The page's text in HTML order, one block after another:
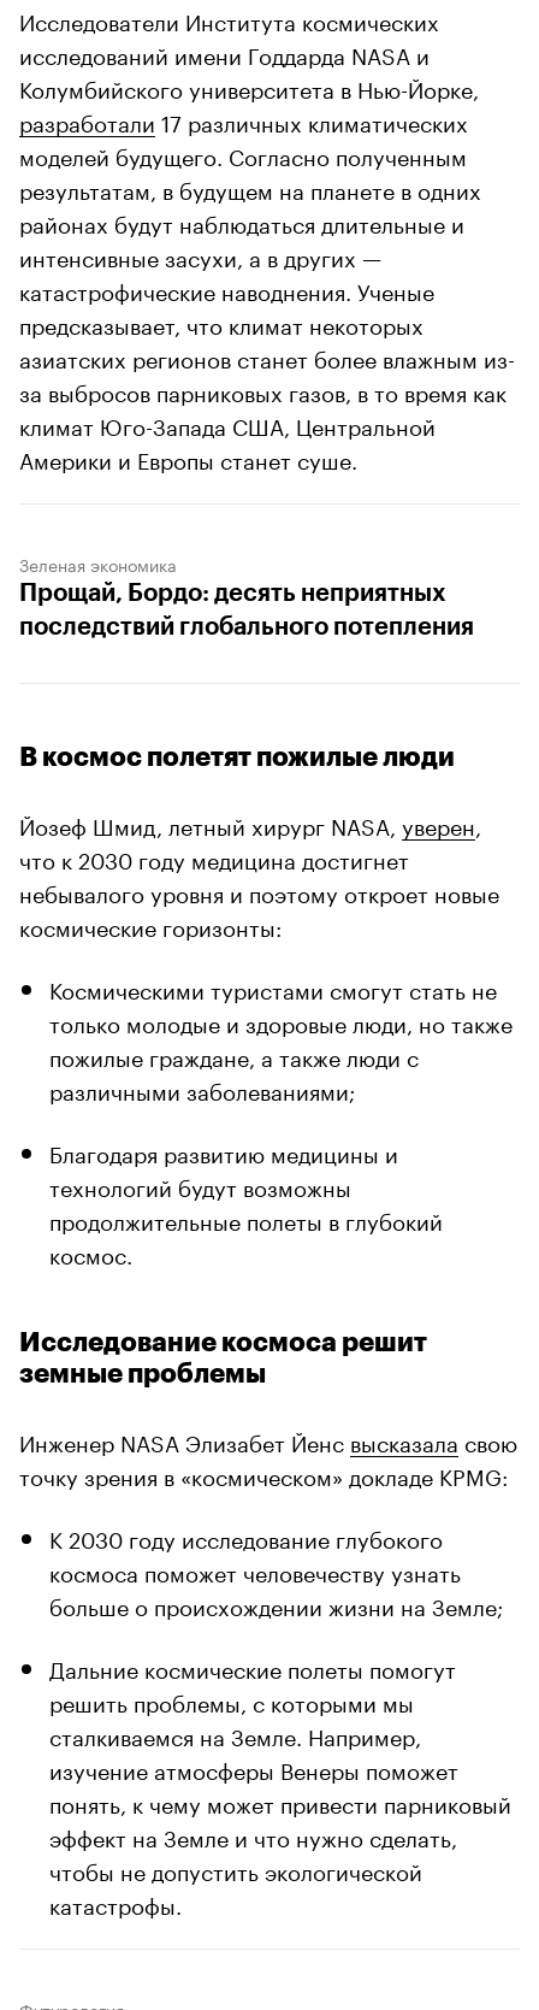
Исследователи Института космических
исследований имени Годдарда NASA и
Колумбийского университета в Нью-Йорке,
разработали 17 различных климатических
моделей будущего. Согласно полученным
результатам, в будущем на планете в одних
районах будут наблюдаться длительные и
интенсивные засухи, а в других —
катастрофические наводнения. Ученые
предсказывает, что климат некоторых
азиатских регионов станет более влажным из-
за выбросов парниковых газов, в то время как
климат Юго-Запада США, Центральной
Америки и Европы станет суше.
Зеленая экономика
Прощай, Бордо: десять неприятных
последствий глобального потепления
В космос полетят пожилые люди
Йозеф Шмид, летный хирург NASA, уверен
что к 2030 году медицина достигнет
небывалого уровня и поэтому откроет новые
космические горизонты:
Космическими туристами смогут стать не
только молодые и здоровые люди, но также
пожилые граждане, а также люди с
различными заболеваниями;
Благодаря развитию медицины и
технологий будут возможны
продолжительные полеты в глубокий
космос.
Исследование космоса решит
земные проблемы
Инженер NASA Элизабет Йенс высказала свою
точку зрения в «космическом» докладе KPMG:
К 2030 году исследование глубокого
космоса поможет человечеству узнать
больше о происхождении жизни на Земле;
Дальние космические полеты помогут
решить проблемы, с которыми мы
сталкиваемся на Земле. Например,
изучение атмосферы Венеры поможет
понять, к чему может привести парниковый
эффект на Земле и что нужно сделать,
чтобы не допустить экологической
катастрофы.